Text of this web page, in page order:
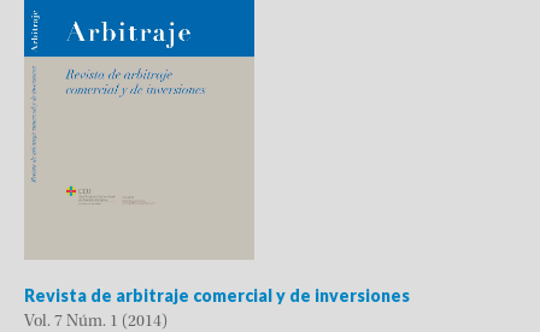
Revista de arbitraje comercial y de inversiones
Vol. 7 Núm. 1 (2014)